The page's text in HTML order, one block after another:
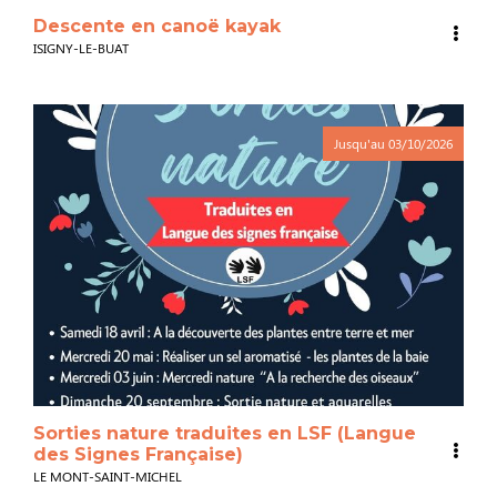
Descente en canoë kayak
ISIGNY-LE-BUAT
Jusqu'au 03/10/2026
Sorties nature traduites en LSF (Langue
des Signes Française)
LE MONT-SAINT-MICHEL